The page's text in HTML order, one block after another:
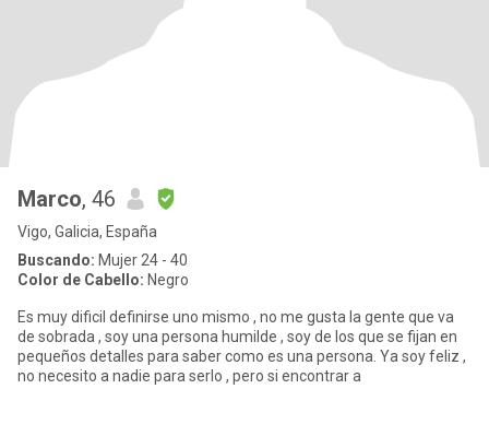
Marco, 46
Vigo, Galicia, España
Buscando: Mujer 24 - 40
Color de Cabello: Negro
Es muy dificil definirse uno mismo , no me gusta la gente que va
de sobrada , soy una persona humilde , soy de los que se fijan en
pequeños detalles para saber como es una persona. Ya soy feliz ,
no necesito a nadie para serlo , pero si encontrar a